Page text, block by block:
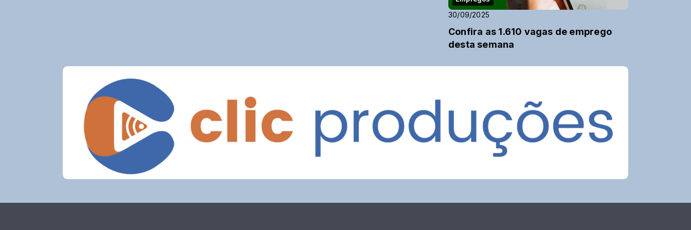
30/09/2025
Confira as 1.610 vagas de emprego
desta semana